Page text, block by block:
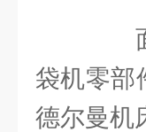
面
袋机零部
德尔曼机